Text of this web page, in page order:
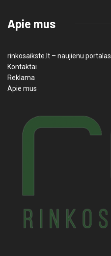
Apie mus
rinkosaikste.lt – naujienu portalas.
Kontaktai
Reklama
Apie mus